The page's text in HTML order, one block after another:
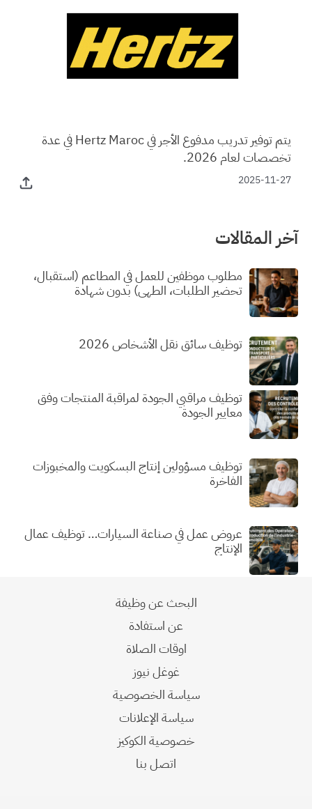
يتم توفير تدريب مدفوع الأجر في Hertz Maroc في عدة
تخصصات لعام 2026.
2025-11-27
آخر المقالات
مطلوب موظفين للعمل في المطاعم (استقبال،
تحضير الطلبات، الطهي) بدون شهادة
توظيف سائق نقل الأشخاص 2026
توظيف مراقبي الجودة لمراقبة المنتجات وفق
معايير الجودة
توظيف مسؤولين إنتاج البسكويت والمخبوزات
الفاخرة
عروض عمل في صناعة السيارات… توظيف عمال
الإنتاج
البحث عن وظيفة
عن استفادة
اوقات الصلاة
غوغل نيوز
سياسة الخصوصية
سياسة الإعلانات
خصوصية الكوكيز
اتصل بنا